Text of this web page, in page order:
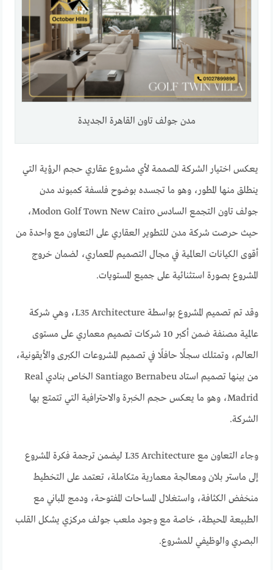
مدن جولف تاون القاهرة الجديدة
يعكس اختيار الشركة المصممة لأي مشروع عقاري حجم الرؤية التي
ينطلق منها المطور، وهو ما تجسده بوضوح فلسفة كمبوند مدن
جولف تاون التجمع السادس Modon Golf Town New Cairo،
حيث حرصت شركة مدن للتطوير العقاري على التعاون مع واحدة من
أقوى الكيانات العالمية في مجال التصميم المعماري، لضمان خروج
المشروع بصورة استثنائية على جميع المستويات.
وقد تم تصميم المشروع بواسطة L35 Architecture، وهي شركة
عالمية مصنفة ضمن أكبر 10 شركات تصميم معماري على مستوى
العالم، وتمتلك سجلًا حافلًا في تصميم المشروعات الكبرى والأيقونية،
من بينها تصميم استاد Santiago Bernabeu الخاص بنادي Real
Madrid، وهو ما يعكس حجم الخبرة والاحترافية التي تتمتع بها
الشركة.
وجاء التعاون مع L35 Architecture ليضمن ترجمة فكرة المشروع
إلى ماستر بلان ومعالجة معمارية متكاملة، تعتمد على التخطيط
منخفض الكثافة، واستغلال المساحات المفتوحة، ودمج المباني مع
الطبيعة المحيطة، خاصة مع وجود ملعب جولف مركزي يشكل القلب
البصري والوظيفي للمشروع.